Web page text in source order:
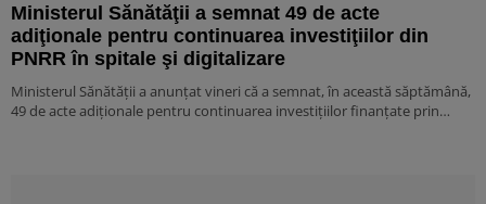
Ministerul Sănătăţii a semnat 49 de acte
adiţionale pentru continuarea investiţiilor din
PNRR în spitale şi digitalizare
Ministerul Sănătăţii a anunţat vineri că a semnat, în această săptămână,
49 de acte adiţionale pentru continuarea investiţiilor finanţate prin…